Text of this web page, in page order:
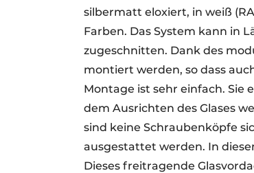
silbermatt eloxiert, in weiß
Farben. Das System kann in
zugeschnitten. Dank des
montiert werden, so dass
Montage ist sehr einfach.
dem Ausrichten des Glases
sind keine Schraubenköpfe
ausgestattet werden. In
Dieses freitragende